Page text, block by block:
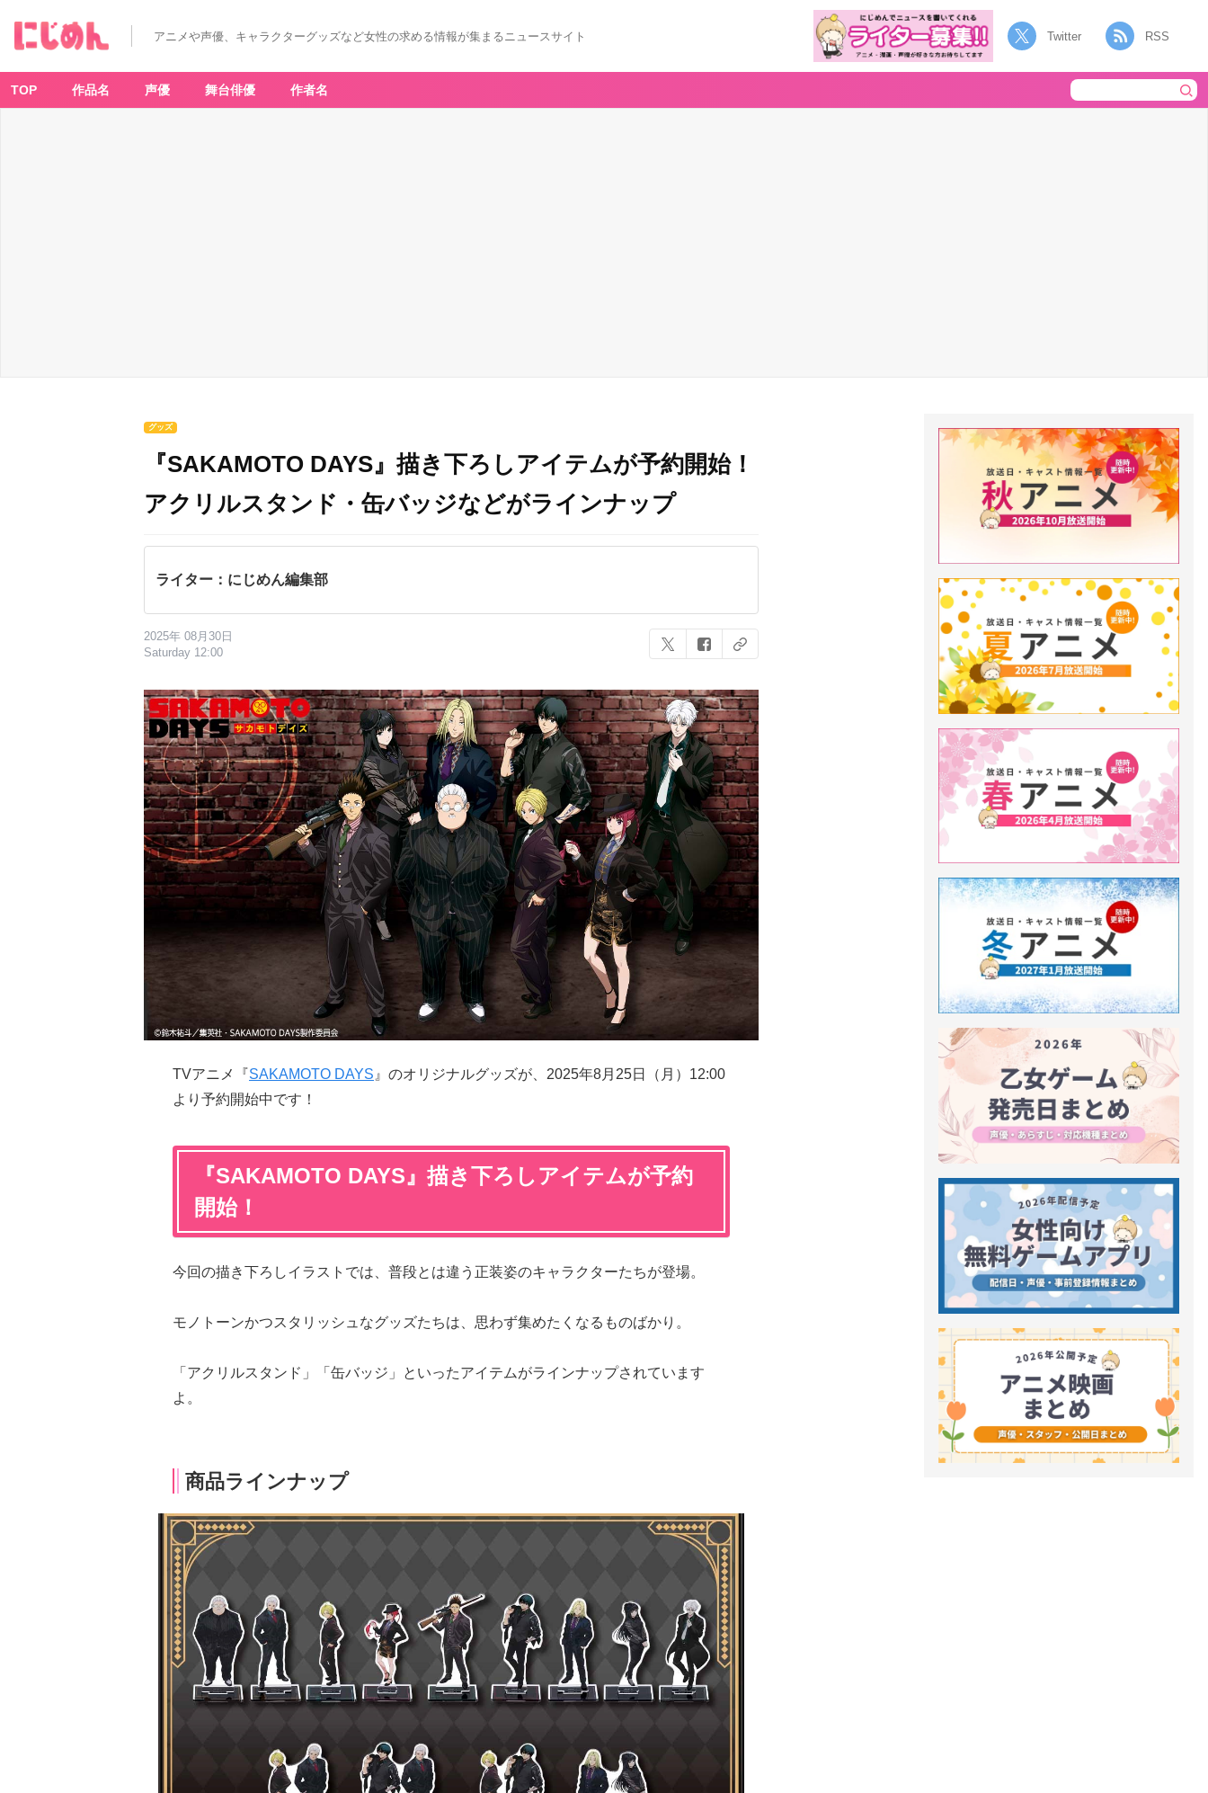
アニメや声優、キャラクターグッズなど女性の求める情報が集まるニュースサイト Twitter RSS
TOP 作品名 声優 舞台俳優 作者名
グッズ
『SAKAMOTO DAYS』描き下ろしアイテムが予約開始！
アクリルスタンド・缶バッジなどがラインナップ
ライター：にじめん編集部
2025年 08月30日
Saturday 12:00
TVアニメ『SAKAMOTO DAYS 』のオリジナルグッズが、2025年8月25日（月）12:00
より予約開始中です！
『SAKAMOTO DAYS』描き下ろしアイテムが予約
開始！
今回の描き下ろしイラストでは、普段とは違う正装姿のキャラクターたちが登場。
モノトーンかつスタリッシュなグッズたちは、思わず集めたくなるものばかり。
「アクリルスタンド」「缶バッジ」といったアイテムがラインナップされています
よ。
商品ラインナップ